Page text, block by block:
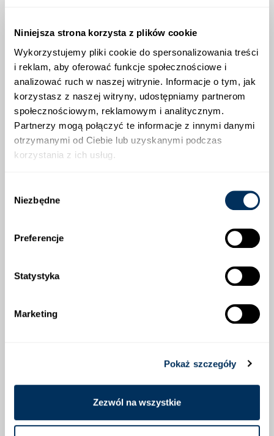
Niniejsza strona korzysta z plików cookie
Wykorzystujemy pliki cookie do spersonalizowania treści
i reklam, aby oferować funkcje społecznościowe i
analizować ruch w naszej witrynie. Informacje o tym, jak
korzystasz z naszej witryny, udostępniamy partnerom
społecznościowym, reklamowym i analitycznym.
Partnerzy mogą połączyć te informacje z innymi danymi
otrzymanymi od Ciebie lub uzyskanymi podczas
korzystania z ich usług.
zgody
Niezbędne
Preferencje
Statystyka
Marketing
Pokaż szczegóły
Zezwól na wszystkie
jak i profesjonalnej.
ZALECANA OBSADA
OPINIE O PRODUKCIE
KLIENCI, KTÓRZY ZAKUPILI TEN
PRODUKT, KUPILI RÓWNIEŻ: